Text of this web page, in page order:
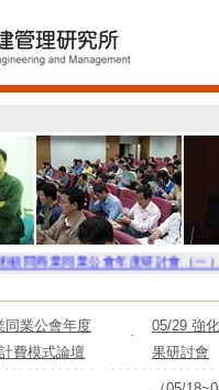
商業同業公會年度研討會（一）-公
同業公會年度
費模式論壇
˙
05/29 強
果研討會